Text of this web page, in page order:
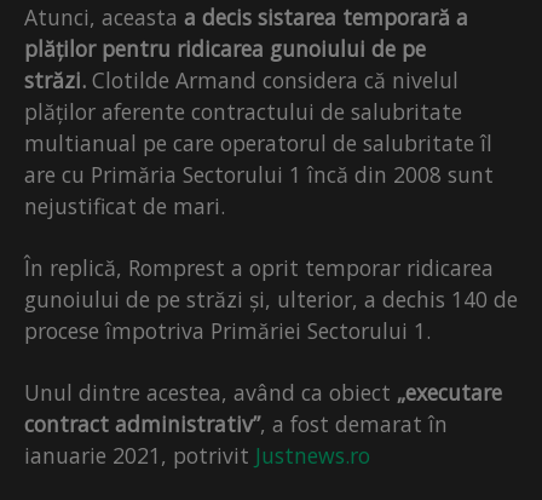
Atunci, aceasta a decis sistarea temporară a
plăților pentru ridicarea gunoiului de pe
străzi. Clotilde Armand considera că nivelul
plăților aferente contractului de salubritate
multianual pe care operatorul de salubritate îl
are cu Primăria Sectorului 1 încă din 2008 sunt
nejustificat de mari.
În replică, Romprest a oprit temporar ridicarea
gunoiului de pe străzi și, ulterior, a dechis 140 de
procese împotriva Primăriei Sectorului 1.
Unul dintre acestea, având ca obiect „executare
contract administrativ”, a fost demarat în
ianuarie 2021, potrivit Justnews.ro